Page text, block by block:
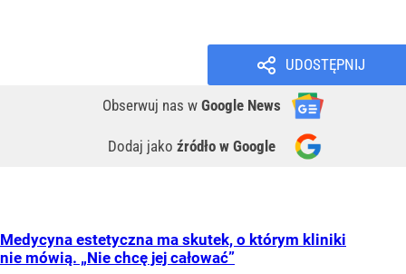
UDOSTĘPNIJ
Obserwuj nas w Google News
Dodaj jako źródło w Google
Medycyna estetyczna ma skutek, o którym kliniki
nie mówią. „Nie chcę jej całować”